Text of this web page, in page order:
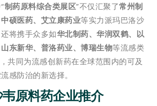
制药原料综合类展区”不仅汇聚了常州制
硕医药、艾立康药业等实力派玛巴洛沙
将携手众多如华北制药、华润双鹤、以
东新华、普洛药业、博瑞生物等流感类
共同为流感创新药在全球范围内的可及
感防治的新选择。
原料药企业推介